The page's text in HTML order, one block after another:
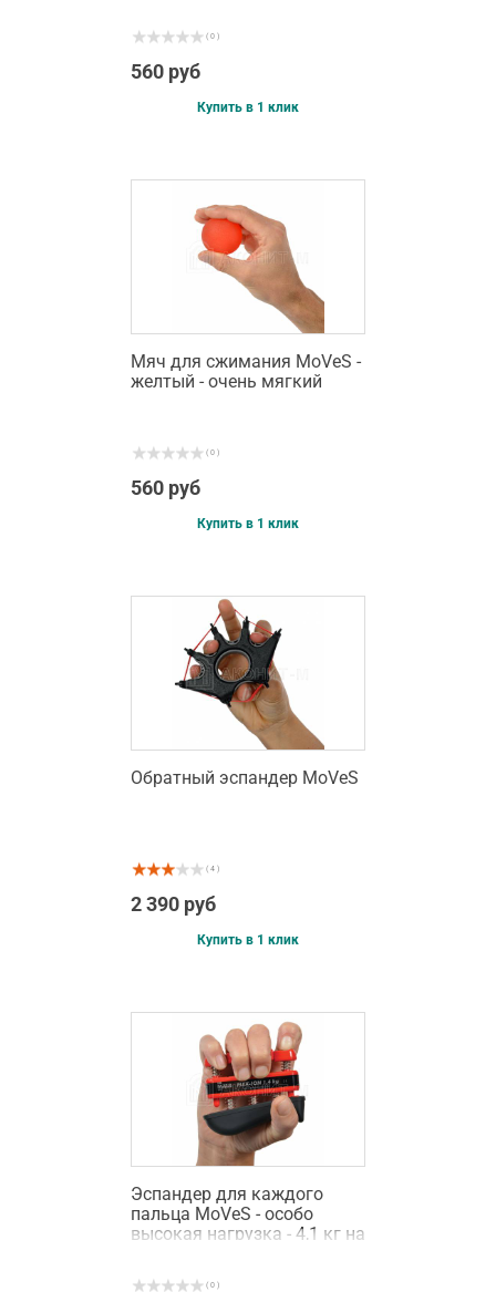
( 0 )
560 руб
Купить в 1 клик
Мяч для сжимания MoVeS -
желтый - очень мягкий
( 0 )
560 руб
Купить в 1 клик
Обратный эспандер MoVeS
( 4 )
2 390 руб
Купить в 1 клик
Эспандер для каждого
пальца MoVeS - особо
высокая нагрузка - 4,1 кг на
( 0 )